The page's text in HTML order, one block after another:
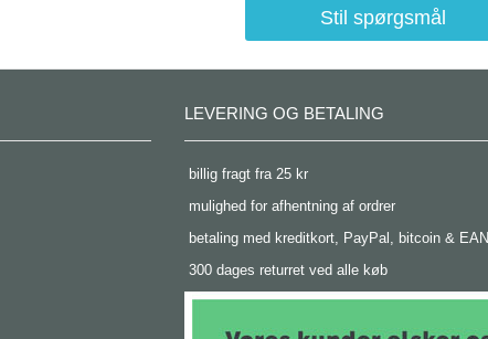
Stil spørgsmål
LEVERING OG BETALING
 billig fragt fra 25 kr
 mulighed for afhentning af ordrer
 betaling med kreditkort, PayPal, bitcoin & EAN
 300 dages returret ved alle køb